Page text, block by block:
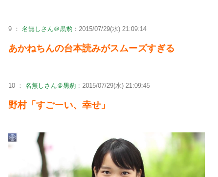
9 ： 名無しさん＠黒豹 ：2015/07/29(水) 21:09:14
あかねちんの台本読みがスムーズすぎる
10 ： 名無しさん＠黒豹 ：2015/07/29(水) 21:09:45
野村「すごーい、幸せ」